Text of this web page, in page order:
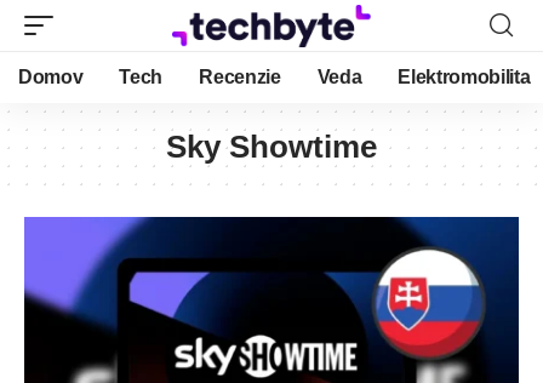
Domov Tech Recenzie Veda Elektromobilita
Sky Showtime